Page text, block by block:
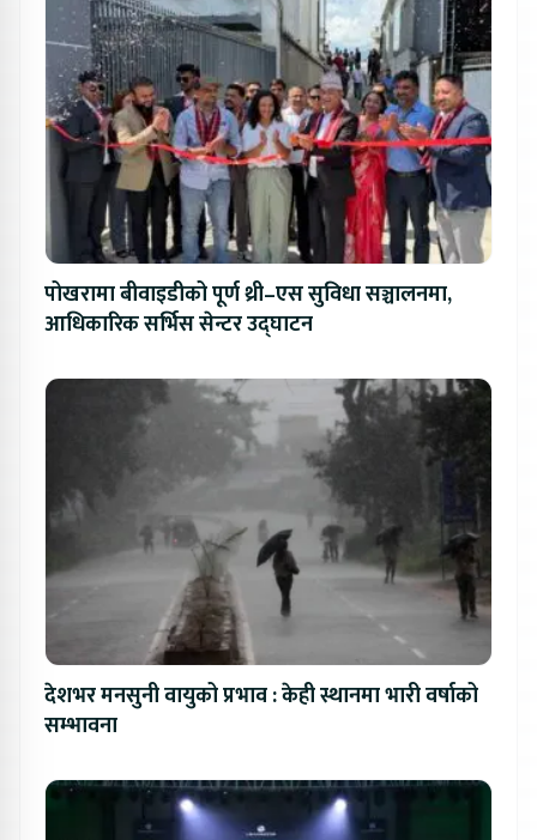
पोखरामा बीवाइडीको पूर्ण थ्री–एस सुविधा सञ्चालनमा,
आधिकारिक सर्भिस सेन्टर उद्घाटन
देशभर मनसुनी वायुको प्रभाव : केही स्थानमा भारी वर्षाको
सम्भावना